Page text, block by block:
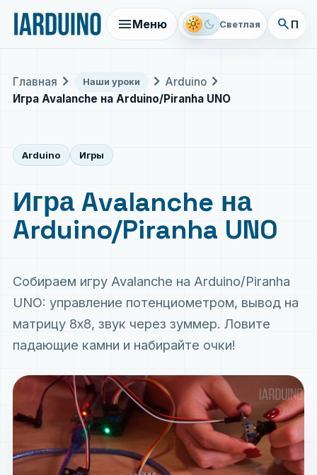
menuМеню light_mode dark_mode Светлая search
Главная chevron_right Наши уроки chevron_right Arduino chevron_right
Игра Avalanche на Arduino/Piranha UNO
Arduino Игры
Игра Avalanche на
Arduino/Piranha UNO
Собираем игру Avalanche на Arduino/Piranha
UNO: управление потенциометром, вывод на
матрицу 8x8, звук через зуммер. Ловите
падающие камни и набирайте очки!